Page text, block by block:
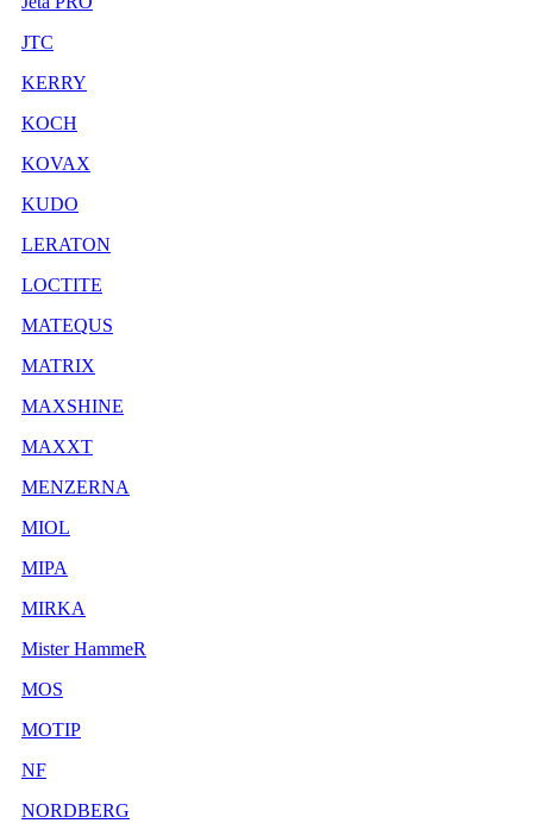
JTC
KERRY
KOCH
KOVAX
KUDO
LERATON
LOCTITE
MATEQUS
MATRIX
MAXSHINE
MAXXT
MENZERNA
MIOL
MIPA
MIRKA
Mister HammeR
MOS
MOTIP
NF
NORDBERG